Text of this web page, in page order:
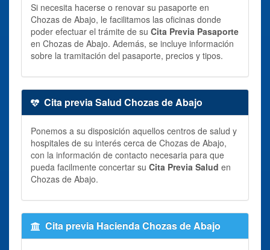
Si necesita hacerse o renovar su pasaporte en
Chozas de Abajo, le facilitamos las oficinas donde
poder efectuar el trámite de su Cita Previa Pasaporte
en Chozas de Abajo. Además, se incluye información
sobre la tramitación del pasaporte, precios y tipos.
Cita previa Salud Chozas de Abajo
Ponemos a su disposición aquellos centros de salud y
hospitales de su interés cerca de Chozas de Abajo,
con la información de contacto necesaria para que
pueda facilmente concertar su Cita Previa Salud en
Chozas de Abajo.
Cita previa Hacienda Chozas de Abajo